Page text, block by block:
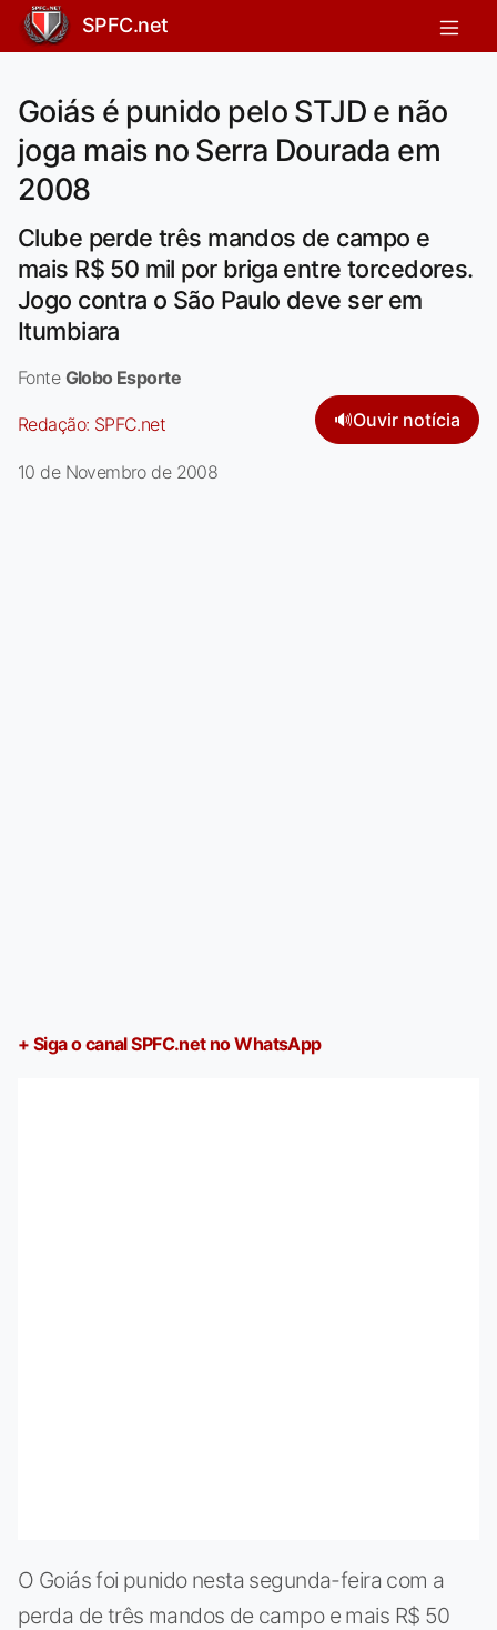
SPFC.net
Goiás é punido pelo STJD e não
joga mais no Serra Dourada em
2008
Clube perde três mandos de campo e
mais R$ 50 mil por briga entre torcedores.
Jogo contra o São Paulo deve ser em
Itumbiara
Fonte Globo Esporte
Redação: SPFC.net 🔊Ouvir notícia
10 de Novembro de 2008
+ Siga o canal SPFC.net no WhatsApp
O Goiás foi punido nesta segunda-feira com a
perda de três mandos de campo e mais R$ 50